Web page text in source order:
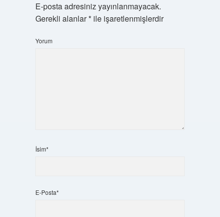
E-posta adresiniz yayınlanmayacak.
Gerekli alanlar*ile işaretlenmişlerdir
Yorum
İsim*
E-Posta*